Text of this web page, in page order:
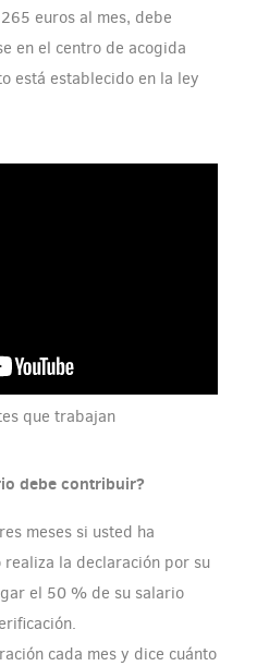
euros al mes, debe
en el centro de acogida
está establecido en la ley
que trabajan
debe contribuir?
meses si usted ha
la declaración por su
el 50 % de su salario
cada mes y dice cuánto